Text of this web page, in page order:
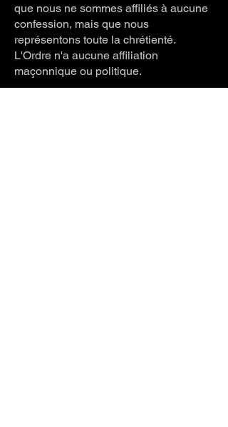
que nous ne sommes affiliés à aucune
confession, mais que nous
représentons toute la chrétienté.
L'Ordre n'a aucune affiliation
maçonnique ou politique.